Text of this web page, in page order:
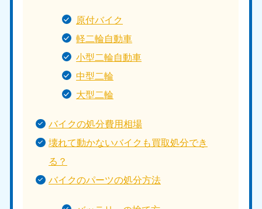
原付バイク
軽二輪自動車
小型二輪自動車
中型二輪
大型二輪
バイクの処分費用相場
壊れて動かないバイクも買取処分でき
る？
バイクのパーツの処分方法